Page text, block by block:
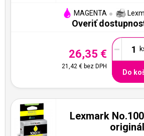
MAGENTA
Overiť
26,35 €
21,42 € bez DPH
-
Do
Lexmark